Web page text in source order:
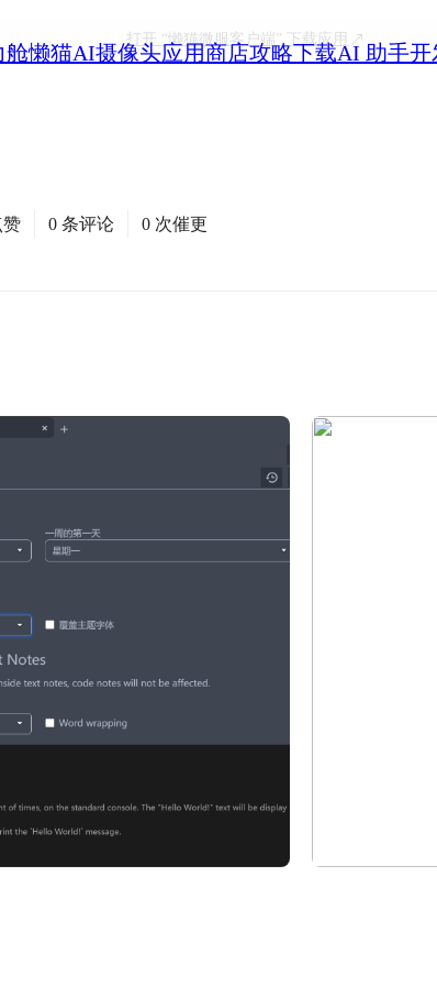
舱懒猫AI摄像头应用商店攻略下载AI 助手开
打开 “懒猫微服客户端”下载应用
赞 0 条评论 0 次催更